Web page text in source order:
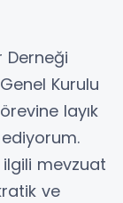
Derneği
Kurulu
layık
mevzuat
ve